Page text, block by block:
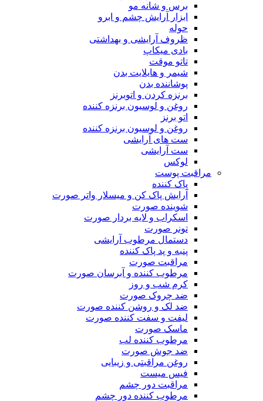
برس و شانه مو
ابزار آرایش چشم و ابرو
حوله
ظروف آرایشی و بهداشتی
بادی میکاپ
تاتو موقت
شیمر و هایلایت بدن
پوشاننده بدن
برنزه کردن و اتوبرنز
روغن و لوسیون برنزه کننده
اتو برنز
روغن و لوسیون برنزه کننده
ست های آرایشی
ست آرایشی
لوکس
مراقبت پوست
پاک کننده
آرایش پاک کن و میسلار واتر صورت
شوینده صورت
اسکراب و لایه بردار صورت
تونر صورت
دستمال مرطوب آرایشی
پنبه و پد پاک کننده
مراقبت صورت
مرطوب کننده و آبرسان صورت
کرم شب و روز
ضد چروک صورت
ضد لک و روشن کننده صورت
لیفت و سفت کننده صورت
ماسک صورت
مرطوب کننده لب
ضد جوش صورت
روغن مراقبتی و زیبایی
فیس میست
مراقبت دور چشم
مرطوب کننده دور چشم